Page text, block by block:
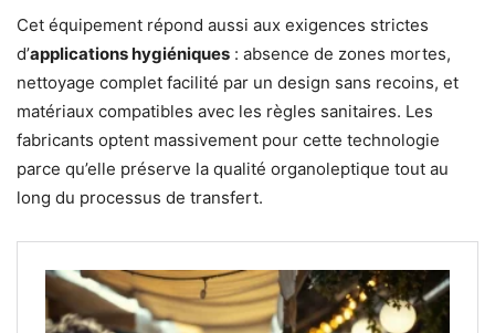
Cet équipement répond aussi aux exigences strictes
d’applications hygiéniques : absence de zones mortes,
nettoyage complet facilité par un design sans recoins, et
matériaux compatibles avec les règles sanitaires. Les
fabricants optent massivement pour cette technologie
parce qu’elle préserve la qualité organoleptique tout au
long du processus de transfert.